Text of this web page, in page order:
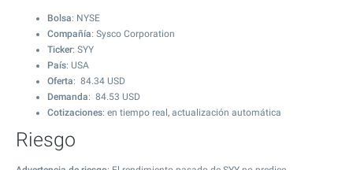
Bolsa: NYSE
Compañía: Sysco Corporation
Ticker: SYY
País: USA
Oferta: 84.34 USD
Demanda: 84.53 USD
Cotizaciones: en tiempo real, actualización automática
Riesgo